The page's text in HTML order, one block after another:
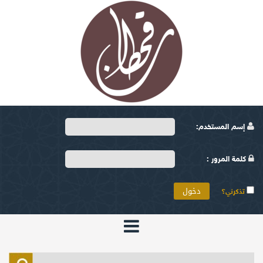
إسم المستخدم:
كلمة المرور :
تذكرني؟